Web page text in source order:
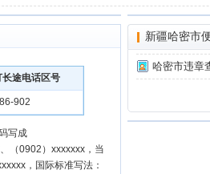
长途电话区号
902
写成
（0902）xxxxxxx，当
，国际标准写法：
新疆哈密市
哈密市违章